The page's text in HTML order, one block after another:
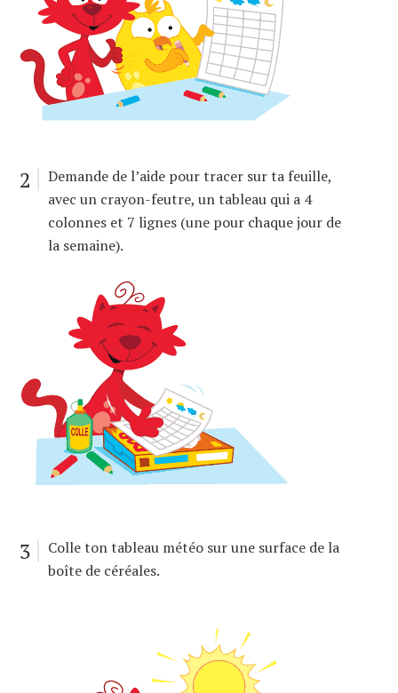
2
Demande de l’aide pour tracer sur ta feuille,
avec un crayon-feutre, un tableau qui a 4
colonnes et 7 lignes (une pour chaque jour de
la semaine).
3
Colle ton tableau météo sur une surface de la
boîte de céréales.